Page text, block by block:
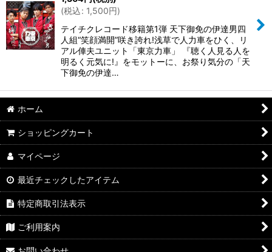
(税込: 1,500円)
テイチクレコード移籍第1弾 天下御免の伊達男四
人組“笑顔満開”咲き誇れ!浅草で人力車をひく、リ
アル俥夫ユニット「東京力車」 『聴く人見る人を
明るく元気に!』をモットーに、お祭り気分の「天
下御免の伊達…
ホーム
ショッピングカート
マイページ
最近チェックしたアイテム
特定商取引法表示
ご利用案内